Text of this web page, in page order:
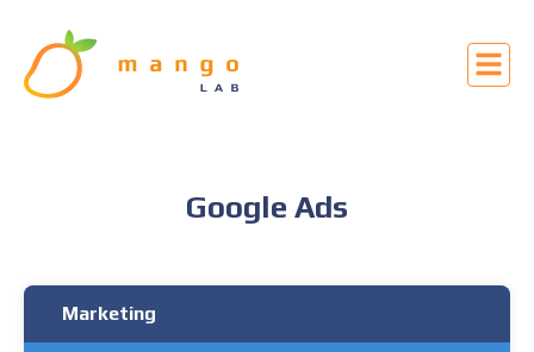
Google Ads
Marketing